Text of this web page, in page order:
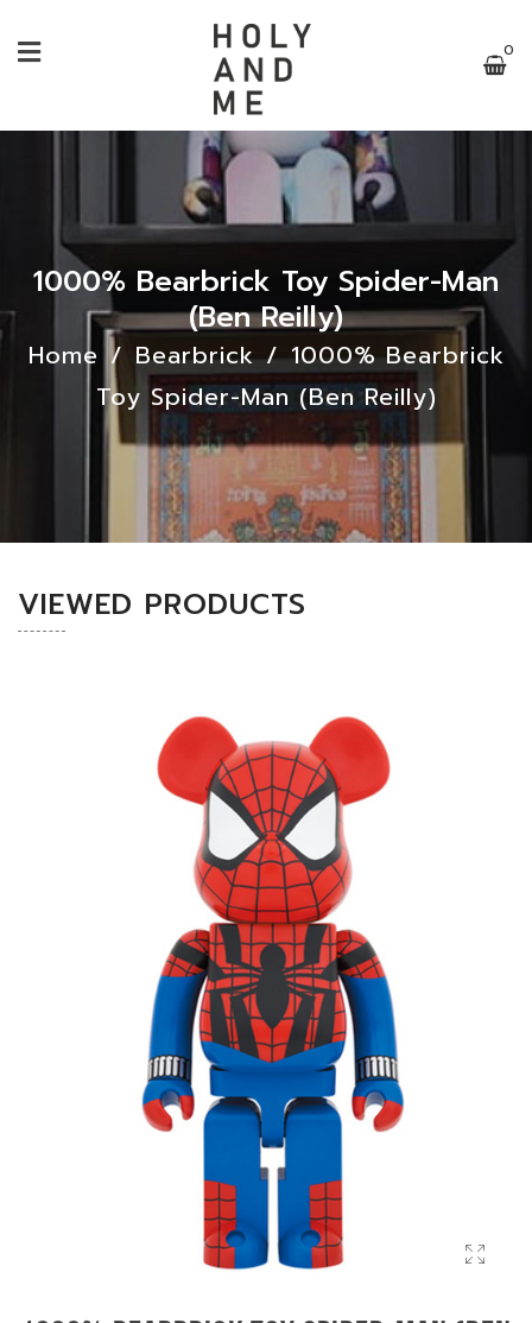
0
1000% Bearbrick Toy Spider-Man
(Ben Reilly)
Home / Bearbrick / 1000% Bearbrick
Toy Spider-Man (Ben Reilly)
VIEWED PRODUCTS